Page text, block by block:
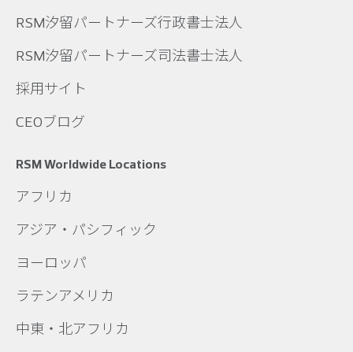
RSM汐留パートナーズ行政書士法人
RSM汐留パートナーズ司法書士法人
採用サイト
CEOブログ
RSM Worldwide Locations
アフリカ
アジア・パシフィック
ヨーロッパ
ラテンアメリカ
中東・北アフリカ